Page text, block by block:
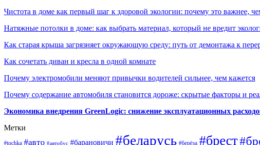
Чистота в доме как первый шаг к здоровой экологии: почему это важнее,
Натяжные потолки в доме: как выбрать материал, который не вредит
Как старая крыша загрязняет окружающую среду: путь от демонтажа к
Как сочетать диван и кресла в одной комнате
Почему электромобили меняют привычки водителей сильнее, чем кажется
Почему содержание автомобиля становится дороже: скрытые факторы и
Экономика внедрения GreenLogic: снижение эксплуатационных
Метки
#tochka #авто #автобус #барановичи #беларусь #берёза #брест